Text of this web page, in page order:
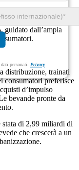
personali. Privacy
è stata di
del 42% e si
guidato dall’ampia
distribuzione, trainati
consumatori preferisce
d’impulso
bevande pronte da
stata di 2,99 miliardi di
che crescerà a un